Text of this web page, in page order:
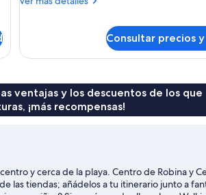
3
habitaciones
Consultar precios
ventajas y los descuentos de los que
¡más recompensas!
y cerca de la playa. Centro de Robina y
las tiendas; añádelos a tu itinerario junto a